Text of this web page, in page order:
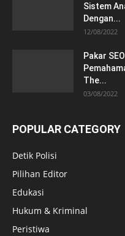
Sistem
Dengan...
12/08/2022
Pakar
The...
03/08/2022
POPULAR CATEGORY
Detik Polisi
Pilihan Editor
Edukasi
Hukum & Kriminal
Peristiwa